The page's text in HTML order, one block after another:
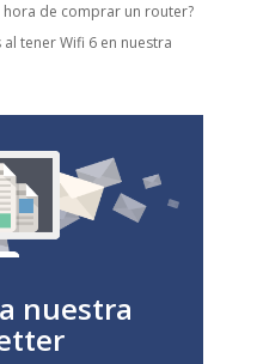
hora de comprar un router?
tener Wifi 6 en nuestra
nuestra